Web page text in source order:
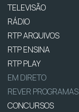
TELEVISÃO
RÁDIO
RTP ARQUIVOS
RTP ENSINA
RTP PLAY
EM DIRETO
REVER PROGRAMAS
CONCURSOS